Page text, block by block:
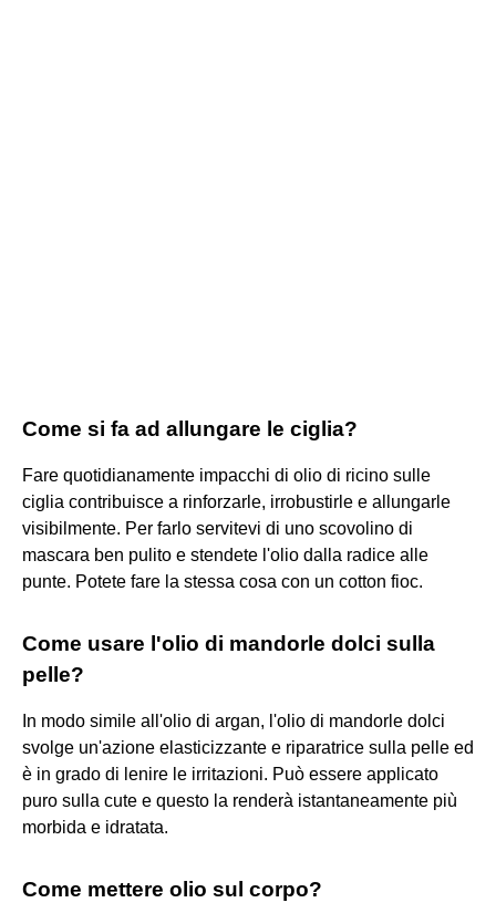
Come si fa ad allungare le ciglia?
Fare quotidianamente impacchi di olio di ricino sulle
ciglia contribuisce a rinforzarle, irrobustirle e allungarle
visibilmente. Per farlo servitevi di uno scovolino di
mascara ben pulito e stendete l'olio dalla radice alle
punte. Potete fare la stessa cosa con un cotton fioc.
Come usare l'olio di mandorle dolci sulla
pelle?
In modo simile all'olio di argan, l'olio di mandorle dolci
svolge un'azione elasticizzante e riparatrice sulla pelle ed
è in grado di lenire le irritazioni. Può essere applicato
puro sulla cute e questo la renderà istantaneamente più
morbida e idratata.
Come mettere olio sul corpo?